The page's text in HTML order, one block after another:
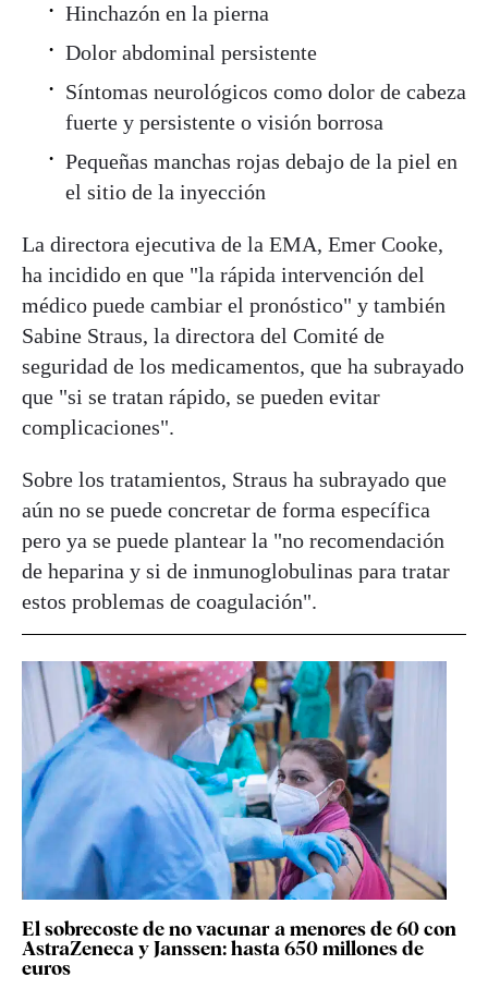
Hinchazón en la pierna
Dolor abdominal persistente
Síntomas neurológicos como dolor de cabeza
fuerte y persistente o visión borrosa
Pequeñas manchas rojas debajo de la piel en
el sitio de la inyección
La directora ejecutiva de la EMA, Emer Cooke,
ha incidido en que "la rápida intervención del
médico puede cambiar el pronóstico" y también
Sabine Straus, la directora del Comité de
seguridad de los medicamentos, que ha subrayado
que "si se tratan rápido, se pueden evitar
complicaciones".
Sobre los tratamientos, Straus ha subrayado que
aún no se puede concretar de forma específica
pero ya se puede plantear la "no recomendación
de heparina y si de inmunoglobulinas para tratar
estos problemas de coagulación".
El sobrecoste de no vacunar a menores de 60 con
AstraZeneca y Janssen: hasta 650 millones de
euros